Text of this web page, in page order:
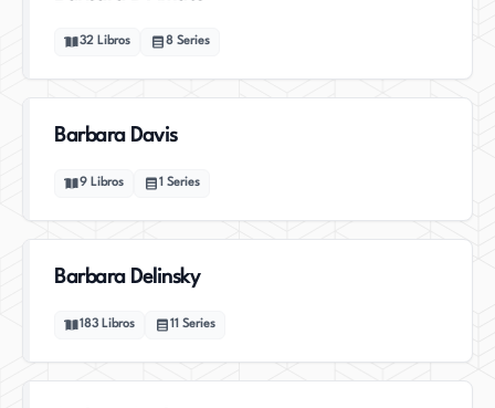
32 Libros 8 Series
Barbara Davis
9 Libros 1 Series
Barbara Delinsky
183 Libros 11 Series